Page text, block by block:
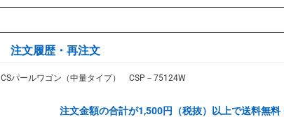
注文履歴・再注文
CSパールワゴン（中量タイプ） CSP－75124W
注文金額の合計が1,500円（税抜）以上で送料無料